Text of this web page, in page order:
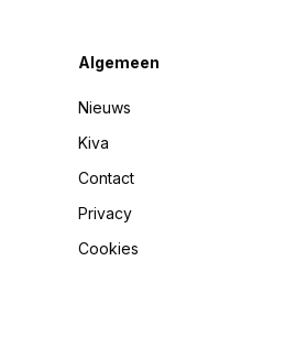
Algemeen
Nieuws
Kiva
Contact
Privacy
Cookies